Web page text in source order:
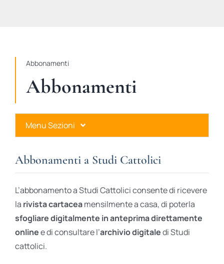
Abbonamenti
Abbonamenti
Menu Sezioni
Ares Gold
Ares Digital
Ares Gift Card
Abbonamenti a Studi Cattolici
L’abbonamento a Studi Cattolici consente di ricevere
la rivista cartaceamensilmente a casa, di poterla
sfogliare digitalmente in anteprima direttamente
onlinee di consultare l’archivio digitaledi Studi
cattolici.